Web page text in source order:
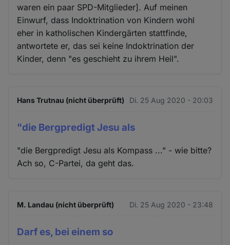
waren ein paar SPD-Mitglieder]. Auf meinen
Einwurf, dass Indoktrination von Kindern wohl
eher in katholischen Kindergärten stattfinde,
antwortete er, das sei keine Indoktrination der
Kinder, denn "es geschieht zu ihrem Heil".
Hans Trutnau (nicht überprüft) Di. 25 Aug 2020 - 20:03
"die Bergpredigt Jesu als
"die Bergpredigt Jesu als Kompass ..." - wie bitte?
Ach so, C-Partei, da geht das.
M. Landau (nicht überprüft) Di. 25 Aug 2020 - 23:48
Darf es, bei einem so